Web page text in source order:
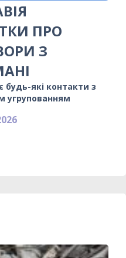
ПРО
З
будь-які контакти з
угрупованням